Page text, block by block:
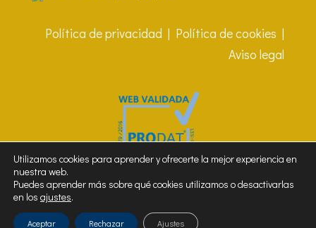
Política de privacidad | Política de cookies |
Aviso legal
Utilizamos cookies para aprender y ofrecerte la mejor experiencia en
nuestra web.
Puedes aprender más sobre qué cookies utilizamos o desactivarlas
en los ajustes.
Aceptar Rechazar Ajustes